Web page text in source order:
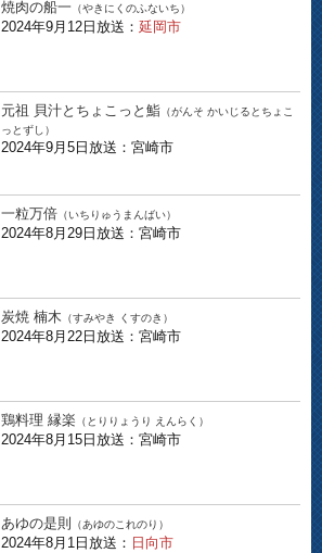
焼肉の船一 （やきにくのふないち）
2024年9月12日放送： 延岡市
元祖 貝汁とちょこっと鮨 （がんそ かいじるとちょこ
っとずし）
2024年9月5日放送：宮崎市
一粒万倍 （いちりゅうまんばい）
2024年8月29日放送：宮崎市
炭焼 楠木 （すみやき くすのき）
2024年8月22日放送：宮崎市
鶏料理 縁楽 （とりりょうり えんらく）
2024年8月15日放送：宮崎市
あゆの是則 （あゆのこれのり）
2024年8月1日放送： 日向市